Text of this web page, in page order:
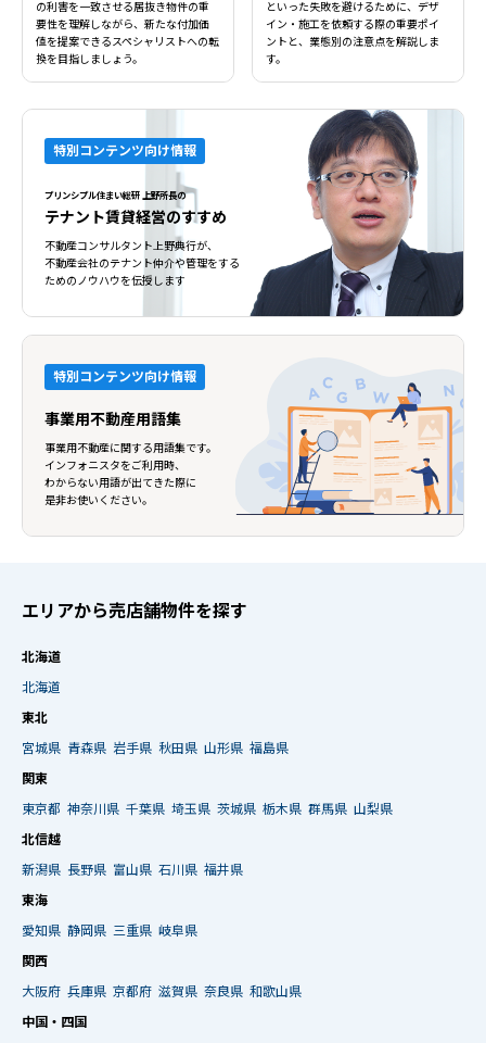
閉じる
の利害を一致させる居抜き物件の重
要性を理解しながら、新たな付加価
値を提案できるスペシャリストへの転
換を目指しましょう。
といった失敗を避けるために、デザ
イン・施工を依頼する際の重要ポイ
ントと、業態別の注意点を解説しま
す。
特別コンテンツ向け情報
プリンシプル住まい総研 上野所長の
テナント賃貸経営のすすめ
不動産コンサルタント上野典行が、
不動産会社のテナント仲介や管理をする
ためのノウハウを伝授します
特別コンテンツ向け情報
事業用不動産用語集
事業用不動産に関する用語集です。
インフォニスタをご利用時、
わからない用語が出てきた際に
是非お使いください。
エリアから売店舗物件を探す
北海道
北海道
東北
宮城県 青森県 岩手県 秋田県 山形県 福島県
関東
東京都 神奈川県 千葉県 埼玉県 茨城県 栃木県 群馬県 山梨県
北信越
新潟県 長野県 富山県 石川県 福井県
東海
愛知県 静岡県 三重県 岐阜県
関西
大阪府 兵庫県 京都府 滋賀県 奈良県 和歌山県
中国・四国